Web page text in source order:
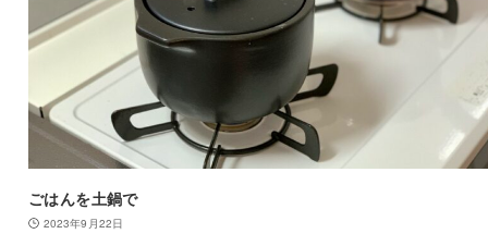
ごはんを土鍋で
2023年9月22日